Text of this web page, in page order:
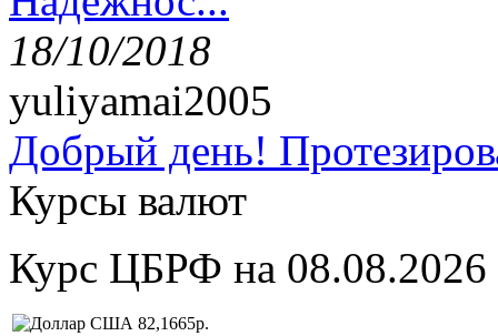
18/10/2018
yuliyamai2005
Добрый день!
Курсы валют
Курс ЦБРФ на 08.08.2026
82,1665р.